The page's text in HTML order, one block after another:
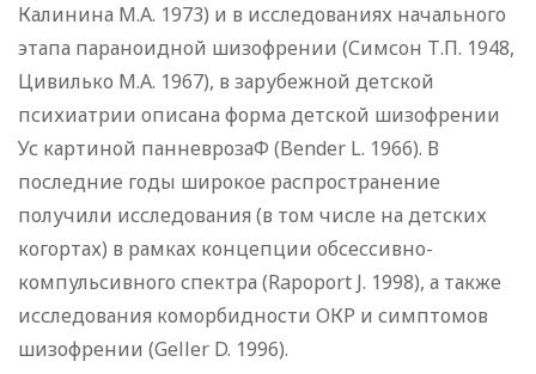
Калинина М.А. 1973) и в исследованиях начального
этапа параноидной шизофрении (Симсон Т.П. 1948,
Цивилько М.А. 1967), в зарубежной детской
психиатрии описана форма детской шизофрении
Ус картиной панневрозаФ (Bender L. 1966). В
последние годы широкое распространение
получили исследования (в том числе на детских
когортах) в рамках концепции обсессивно-
компульсивного спектра (Rapoport J. 1998), а также
исследования коморбидности ОКР и симптомов
шизофрении (Geller D. 1996).